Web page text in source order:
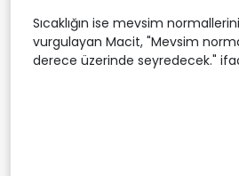
Sıcaklığın ise mevsim
vurgulayan Macit, "Mevsim
derece üzerinde seyredecek."